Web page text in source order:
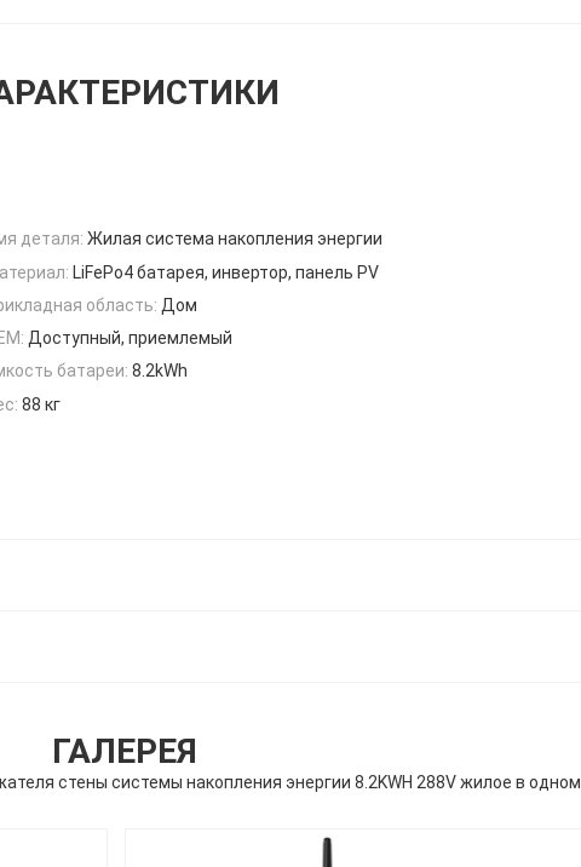
деталя: Жилая система накопления энергии
LiFePo4 батарея, инвертор, панель PV
область: Дом
Доступный, приемлемый
батареи: 8.2kWh
88 кг
ГАЛЕРЕЯ
стены системы накопления энергии 8.2KWH 288V жилое в одном